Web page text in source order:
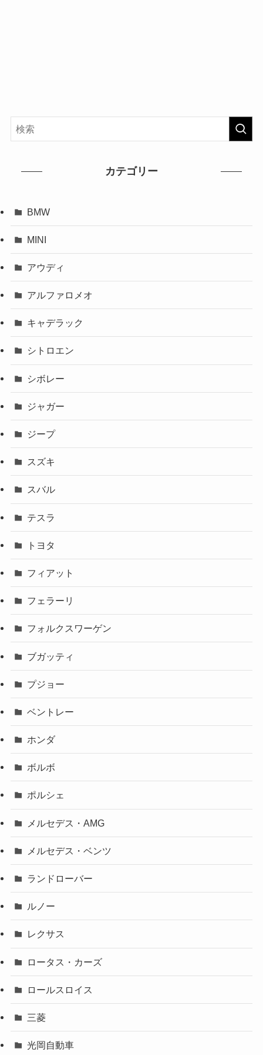
カテゴリー
BMW
MINI
アウディ
アルファロメオ
キャデラック
シトロエン
シボレー
ジャガー
ジープ
スズキ
スバル
テスラ
トヨタ
フィアット
フェラーリ
フォルクスワーゲン
ブガッティ
プジョー
ベントレー
ホンダ
ボルボ
ポルシェ
メルセデス・AMG
メルセデス・ベンツ
ランドローバー
ルノー
レクサス
ロータス・カーズ
ロールスロイス
三菱
光岡自動車